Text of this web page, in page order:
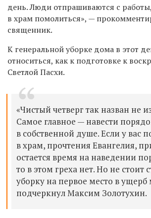
день. Люди отпрашиваются с
в храм помолиться», —
священник.
К генеральной уборке дома в этот
относиться, как к подготовке к
Светлой Пасхи.
«Чистый четверг так назван не
Самое главное — навести
в собственной душе. Если у вас
в храм, прочтения Евангелия,
остается время на наведении
то в этом греха нет. Но не стоит
уборку на первое место в ущерб
подчеркнул Максим Золотухин.